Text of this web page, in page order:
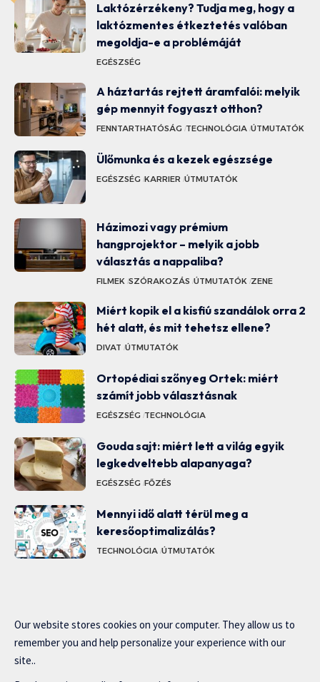
Laktózérzékeny? Tudja meg, hogy a
laktózmentes étkeztetés valóban
megoldja-e a problémáját
EGÉSZSÉG
A háztartás rejtett áramfalói: melyik
gép mennyit fogyaszt otthon?
FENNTARTHATÓSÁG TECHNOLÓGIA ÚTMUTATÓK
Ülőmunka és a kezek egészsége
EGÉSZSÉG KARRIER ÚTMUTATÓK
Házimozi vagy prémium
hangprojektor – melyik a jobb
választás a nappaliba?
FILMEK SZÓRAKOZÁS ÚTMUTATÓK ZENE
Miért kopik el a kisfiú szandálok orra 2
hét alatt, és mit tehetsz ellene?
DIVAT ÚTMUTATÓK
Ortopédiai szőnyeg Ortek: miért
számít jobb választásnak
EGÉSZSÉG TECHNOLÓGIA
Gouda sajt: miért lett a világ egyik
legkedveltebb alapanyaga?
EGÉSZSÉG FŐZÉS
Mennyi idő alatt térül meg a
keresőoptimalizálás?
TECHNOLÓGIA ÚTMUTATÓK
Our website stores cookies on your computer. They allow us to
remember you and help personalize your experience with our
site..